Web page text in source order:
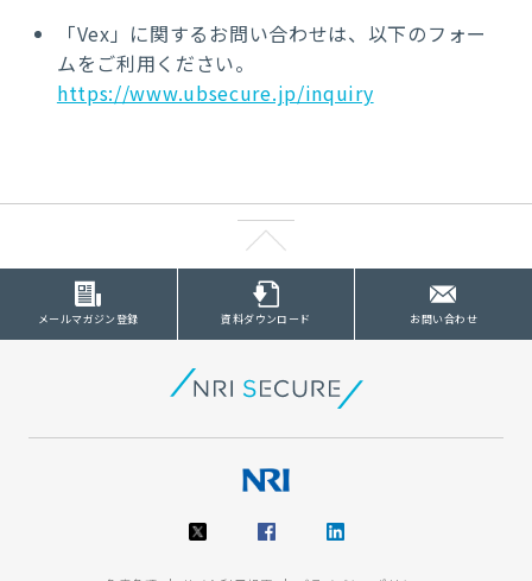
「Vex」に関するお問い合わせは、以下のフォー
ムをご利用ください。
https://www.ubsecure.jp/inquiry
メールマガジン登録 資料ダウンロード お問い合わせ